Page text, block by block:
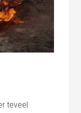
teveel